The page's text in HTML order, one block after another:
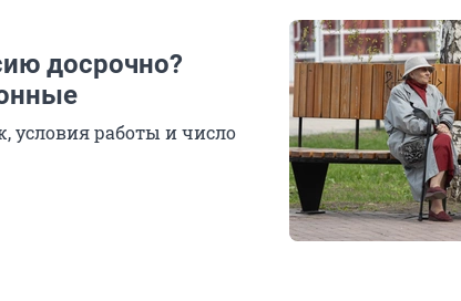
досрочно?
условия работы и число